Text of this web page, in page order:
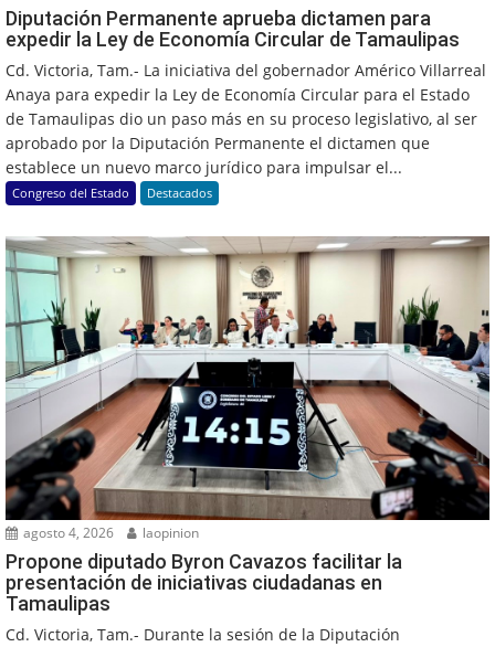
Diputación Permanente aprueba dictamen para
expedir la Ley de Economía Circular de Tamaulipas
Cd. Victoria, Tam.- La iniciativa del gobernador Américo Villarreal
Anaya para expedir la Ley de Economía Circular para el Estado
de Tamaulipas dio un paso más en su proceso legislativo, al ser
aprobado por la Diputación Permanente el dictamen que
establece un nuevo marco jurídico para impulsar el...
Congreso del Estado Destacados
agosto 4, 2026 laopinion
Propone diputado Byron Cavazos facilitar la
presentación de iniciativas ciudadanas en
Tamaulipas
Cd. Victoria, Tam.- Durante la sesión de la Diputación